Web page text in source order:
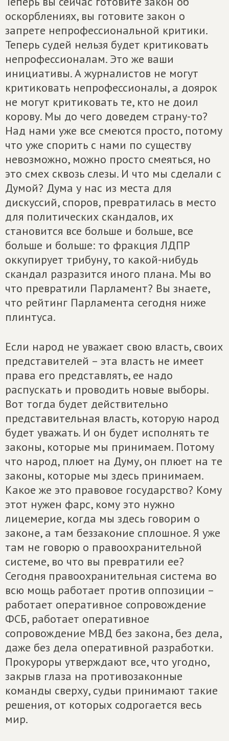
оскорблениях, вы готовите закон о
запрете непрофессиональной критики.
Теперь судей нельзя будет критиковать
непрофессионалам. Это же ваши
инициативы. А журналистов не могут
критиковать непрофессионалы, а доярок
не могут критиковать те, кто не доил
корову. Мы до чего доведем страну-то?
Над нами уже все смеются просто, потому
что уже спорить с нами по существу
невозможно, можно просто смеяться, но
это смех сквозь слезы. И что мы сделали с
Думой? Дума у нас из места для
дискуссий, споров, превратилась в место
для политических скандалов, их
становится все больше и больше, все
больше и больше: то фракция ЛДПР
оккупирует трибуну, то какой-нибудь
скандал разразится иного плана. Мы во
что превратили Парламент? Вы знаете,
что рейтинг Парламента сегодня ниже
плинтуса.
Если народ не уважает свою власть, своих
представителей – эта власть не имеет
права его представлять, ее надо
распускать и проводить новые выборы.
Вот тогда будет действительно
представительная власть, которую народ
будет уважать. И он будет исполнять те
законы, которые мы принимаем. Потому
что народ, плюет на Думу, он плюет на те
законы, которые мы здесь принимаем.
Какое же это правовое государство? Кому
этот нужен фарс, кому это нужно
лицемерие, когда мы здесь говорим о
законе, а там беззаконие сплошное. Я уже
там не говорю о правоохранительной
системе, во что вы превратили ее?
Сегодня правоохранительная система во
всю мощь работает против оппозиции –
работает оперативное сопровождение
ФСБ, работает оперативное
сопровождение МВД без закона, без дела,
даже без дела оперативной разработки.
Прокуроры утверждают все, что угодно,
закрыв глаза на противозаконные
команды сверху, судьи принимают такие
решения, от которых содрогается весь
мир.